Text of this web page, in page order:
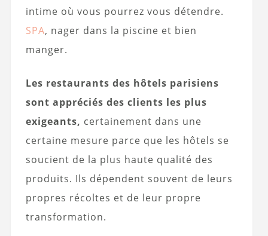
intime où vous pourrez vous détendre.
SPA, nager dans la piscine et bien
manger.
Les restaurants des hôtels parisiens
sont appréciés des clients les plus
exigeants, certainement dans une
certaine mesure parce que les hôtels se
soucient de la plus haute qualité des
produits. Ils dépendent souvent de leurs
propres récoltes et de leur propre
transformation.